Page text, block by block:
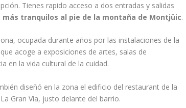
Tienes rapido acceso a dos entradas y salidas
tranquilos al pie de la montaña de Montjüic.
ocupada durante años por las instalaciones de la
acoge a exposiciones de artes, salas de
en la vida cultural de la cuidad.
diseñó en la zona el edificio del restaurant de la
Gran Vía, justo delante del barrio.